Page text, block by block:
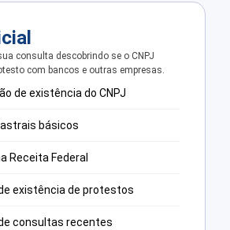
consulta descobrindo se o CNPJ
com bancos e outras empresas.
de existência do CNPJ
básicos
Receita Federal
existência de protestos
consultas recentes